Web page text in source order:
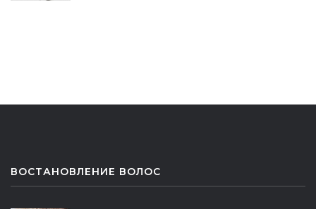
ВОСТАНОВЛЕНИЕ ВОЛОС